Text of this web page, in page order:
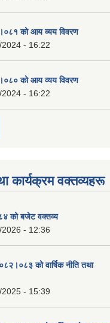
को आय व्यय विवरण
- 16:22
को आय व्यय विवरण
- 16:22
कार्यक्रम वक्तव्यहरू
को बजेट वक्तव्य
- 12:36
को वार्षिक नीति तथा
- 15:39